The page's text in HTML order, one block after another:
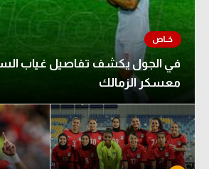
في الجول يكشف تفاصيل غياب
معسكر الزمالك